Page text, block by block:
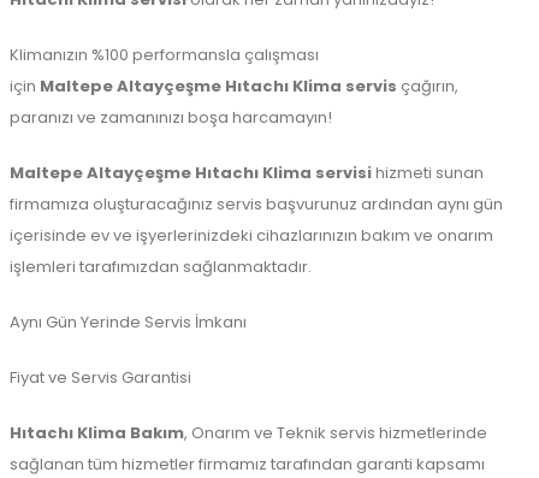
Klimanızın %100 performansla çalışması
için MaltepeAltayçeşme Hıtachı Klima servis çağırın,
paranızı ve zamanınızı boşa harcamayın!
MaltepeAltayçeşme Hıtachı Klima servisihizmeti sunan
firmamıza oluşturacağınız servis başvurunuz ardından aynı gün
içerisinde ev ve işyerlerinizdeki cihazlarınızın bakım ve onarım
işlemleri tarafımızdan sağlanmaktadır.
Aynı Gün Yerinde Servis İmkanı
Fiyat ve Servis Garantisi
Hıtachı Klima Bakım, Onarım ve Teknik servis hizmetlerinde
sağlanan tüm hizmetler firmamız tarafından garanti kapsamı